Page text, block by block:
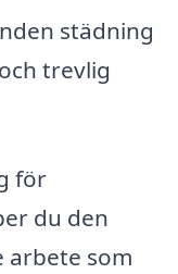
städning
trevlig
för
du den
arbete som